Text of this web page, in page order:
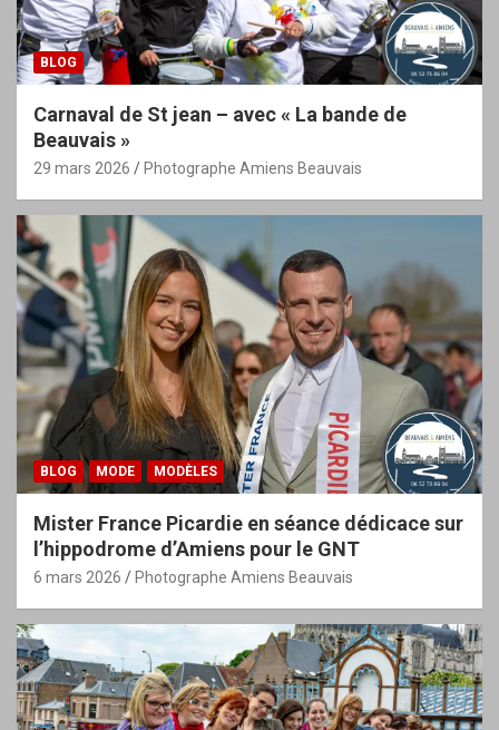
BLOG
Carnaval de St jean – avec « La bande de
Beauvais »
29 mars 2026 Photographe Amiens Beauvais
BLOG MODE MODÈLES
Mister France Picardie en séance dédicace sur
l’hippodrome d’Amiens pour le GNT
6 mars 2026 Photographe Amiens Beauvais